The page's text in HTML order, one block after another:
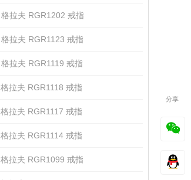
格拉夫 RGR1202 戒指
格拉夫 RGR1123 戒指
格拉夫 RGR1119 戒指
格拉夫 RGR1118 戒指
格拉夫 RGR1117 戒指
格拉夫 RGR1114 戒指
格拉夫 RGR1099 戒指
分享